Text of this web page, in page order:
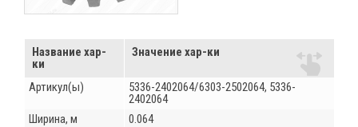
Название хар-
ки
Значение хар-ки
Артикул(ы)
5336-2402064/6303-2502064, 5336-
2402064
Ширина, м
0.064